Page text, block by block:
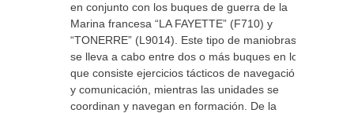
en conjunto con los buques de guerra de la
Marina francesa “LA FAYETTE” (F710) y
“TONERRE” (L9014). Este tipo de maniobras
se lleva a cabo entre dos o más buques en los
que consiste ejercicios tácticos de navegación
y comunicación, mientras las unidades se
coordinan y navegan en formación. De la